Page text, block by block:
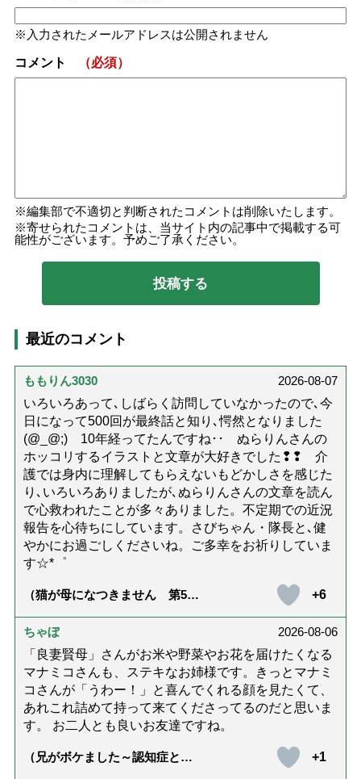
入力されたメールアドレスは公開されません
コメント （必須）
編集部で不適切と判断されたコメントは削除いたします。
寄せられたコメントは、当サイト内の記事中で掲載する可
能性がございます。予めご了承ください。
最近のコメント
ももりん3030
2026-08-07
いろいろあって､しばらく訪問していなかったので､今
日になって500回が最終話と知り､愕然となりました
(@_@;) 10年経ってたんですね･･ ぬらりんさんの
ホッコリするイラストと文章が大好きでした❢❢ 介
護では身内に理解してもらえないもどかしさを感じた
り､いろいろありましたが､ぬらりんさんの文章を読ん
で心救われたことが多々ありました。不定期での近況
報告を心待ちにしています。さびちゃん・隊長と､健
やかにお過ごしくださいね。ご多幸をお祈りしていま
す☆*゜
（猫が母になつきません 第500
+6
ちゃぼ
2026-08-06
「良妻賢母」さんがお米や野菜やお花を届けたくなる
マナミコさんも、ステキなお姉様です。きっとマナミ
コさんが「うわー！」と喜んでくれる顔を見たくて、
あれこれ詰めて持って来てくださってるのだと思いま
す。 お二人とも良いお友達ですね。
（兄がボケました～認知症と介
+1